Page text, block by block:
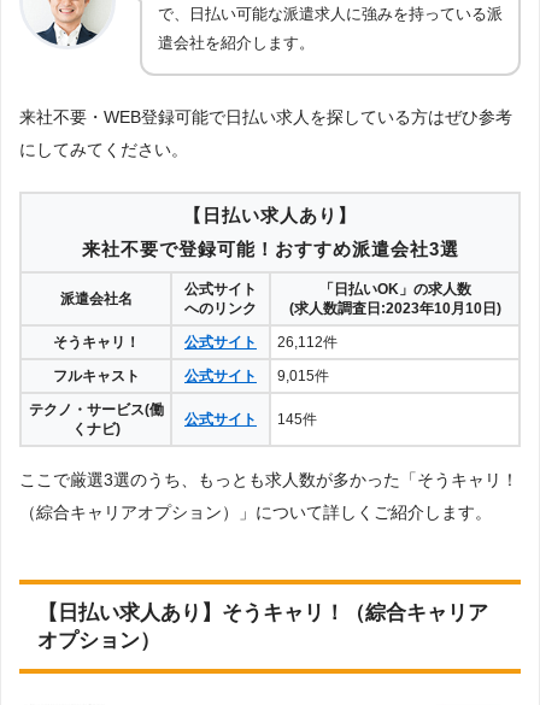
で、日払い可能な派遣求人に強みを持っている派
遣会社を紹介します。
来社不要・WEB登録可能で日払い求人を探している方はぜひ参考
にしてみてください。
【日払い求人あり】
来社不要で登録可能！おすすめ派遣会社3選
派遣会社名
公式サイト
へのリンク
「日払いOK」の求人数
(求人数調査日:2023年10月10日)
そうキャリ！
公式サイト
26,112件
フルキャスト
公式サイト
9,015件
テクノ・サービス(働
くナビ)
公式サイト 145件
ここで厳選3選のうち、もっとも求人数が多かった「そうキャリ！
（綜合キャリアオプション）」について詳しくご紹介します。
【日払い求人あり】そうキャリ！（綜合キャリア
オプション）